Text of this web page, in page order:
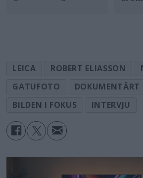
LEICA ROBERT ELIASSON
GATUFOTO
DOKUMENTÄRT
BILDEN I FOKUS
INTERVJU